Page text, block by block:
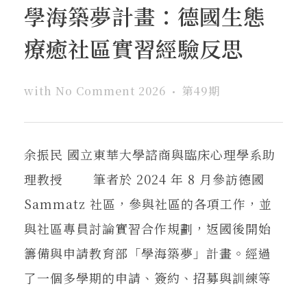
學海築夢計畫：德國生態
療癒社區實習經驗反思
with No Comment 2026 第49期
余振民 國立東華大學諮商與臨床心理學系助
理教授 筆者於 2024 年 8 月參訪德國
Sammatz 社區，參與社區的各項工作，並
與社區專員討論實習合作規劃，返國後開始
籌備與申請教育部「學海築夢」計畫。經過
了一個多學期的申請、簽約、招募與訓練等